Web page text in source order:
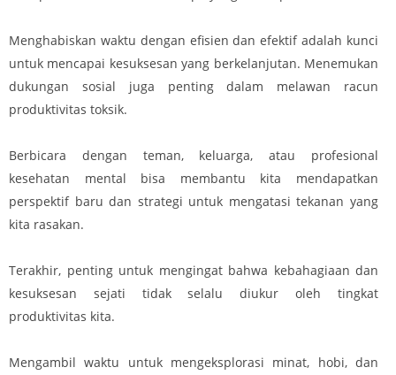
Menghabiskan waktu dengan efisien dan efektif adalah kunci
untuk mencapai kesuksesan yang berkelanjutan. Menemukan
dukungan sosial juga penting dalam melawan racun
produktivitas toksik.
Berbicara dengan teman, keluarga, atau profesional
kesehatan mental bisa membantu kita mendapatkan
perspektif baru dan strategi untuk mengatasi tekanan yang
kita rasakan.
Terakhir, penting untuk mengingat bahwa kebahagiaan dan
kesuksesan sejati tidak selalu diukur oleh tingkat
produktivitas kita.
Mengambil waktu untuk mengeksplorasi minat, hobi, dan